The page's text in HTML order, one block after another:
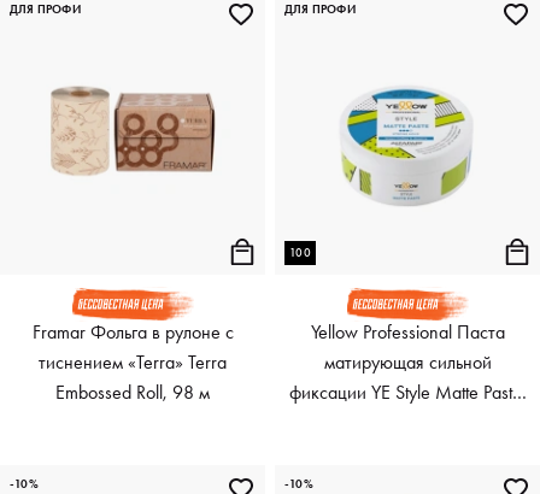
Framar Фольга в рулоне с
тиснением «Terra» Terra
Embossed Roll, 98 м
ДЛЯ ПРОФИ
100
Yellow Professional Паста
матирующая сильной
фиксации YE Style Matte Paste,
ДЛЯ ПРОФИ
-10% -10%